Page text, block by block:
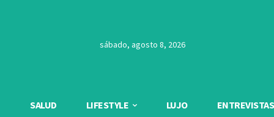
sábado, agosto 8, 2026
SALUD LIFESTYLE LUJO ENTREVISTAS